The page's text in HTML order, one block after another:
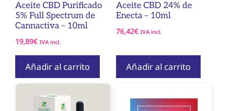
Aceite CBD Purificado
5% Full Spectrum de
Cannactiva – 10ml
19,89€ IVA incl.
Añadir al carrito
Aceite CBD 24% de
Enecta – 10ml
76,42€ IVA incl.
Añadir al carrito
producto